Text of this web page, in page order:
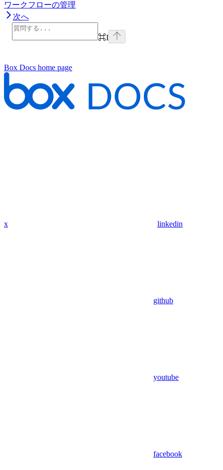
ワークフローの管理
次へ
⌘I
Box Docs home page
x linkedin
github
youtube
facebook